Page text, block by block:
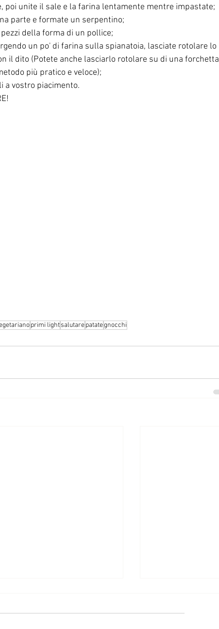
poi unite il sale e la farina lentamente mentre impastate;
parte e formate un serpentino;
della forma di un pollice;
un po' di farina sulla spianatoia, lasciate rotolare lo
il dito (Potete anche lasciarlo rotolare su di una forchetta
più pratico e veloce);
a vostro piacimento.
primi lightsalutarepatategnocchi